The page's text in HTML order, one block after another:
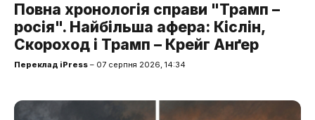
Повна хронологія справи "Трамп –
росія". Найбільша афера: Кіслін,
Скороход і Трамп – Крейг Анґер
Переклад iPress – 07 серпня 2026, 14:34